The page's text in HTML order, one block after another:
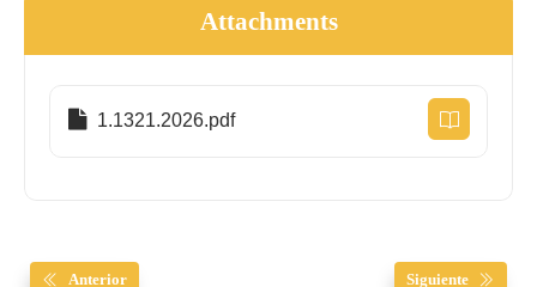
Attachments
1.1321.2026.pdf
Anterior Siguiente